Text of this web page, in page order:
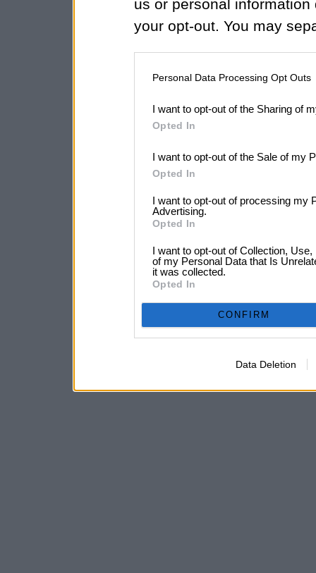
us or personal
your opt-out. You may
Downstream Participants
third parties.
Personal Data Processing Opt Outs
I want to opt-out of the Sharing of
Opted In
I want to opt-out of the Sale of my
Opted In
I want to opt-out of processing my
Advertising.
Opted In
I want to opt-out of Collection,
of my Personal Data that Is
it was collected.
Opted In
CONFIRM
Data Deletion